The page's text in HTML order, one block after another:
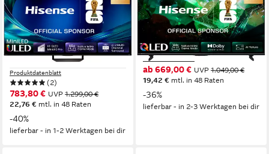
55U7DS PRO Mini-LED-
Fernseher
139 cm/55 Zoll Diagonale
ULED MiniLED Bildschirmtechnologie
4K Ultra HD Auflösung
Produktdatenblatt
(2)
783,80 € UVP 1.299,00 €
22,76 € mtl. in 48 Raten
-40%
lieferbar - in 1-2 Werktagen bei dir
65E7S PRO QLED-Fernseher
164 cm/65 Zoll Diagonale
Bildschirmtechnologie
4K Ultra HD Auflösung
Produktdatenblatt
ab 669,00 € UVP 1.049,00 €
19,42 € mtl. in 48 Raten
-36%
lieferbar - in 2-3 Werktagen bei dir